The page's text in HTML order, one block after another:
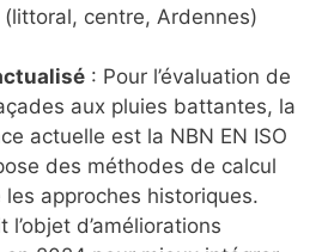
(littoral, centre, Ardennes)
: Pour l’évaluation de
aux pluies battantes, la
actuelle est la NBN EN ISO
des méthodes de calcul
approches historiques.
d’améliorations